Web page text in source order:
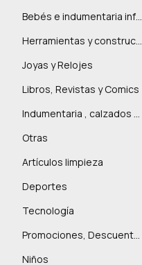
Bebés e indumentaria infantil
Herramientas y construcción
Joyas y Relojes
Libros, Revistas y Comics
Indumentaria , calzados y marroquinería
Otras
Artículos limpieza
Deportes
Tecnología
Promociones, Descuentos y más
Niños